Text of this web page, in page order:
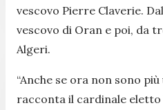
vescovo Pierre Claverie.
vescovo di Oran e poi, da
Algeri.
“Anche se ora non sono
racconta il cardinale eletto